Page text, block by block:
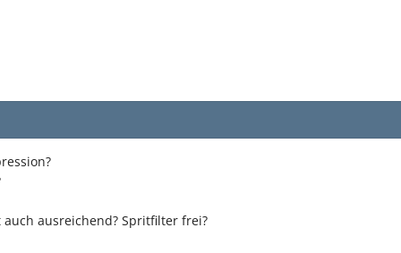
ausreichend? Spritfilter frei?